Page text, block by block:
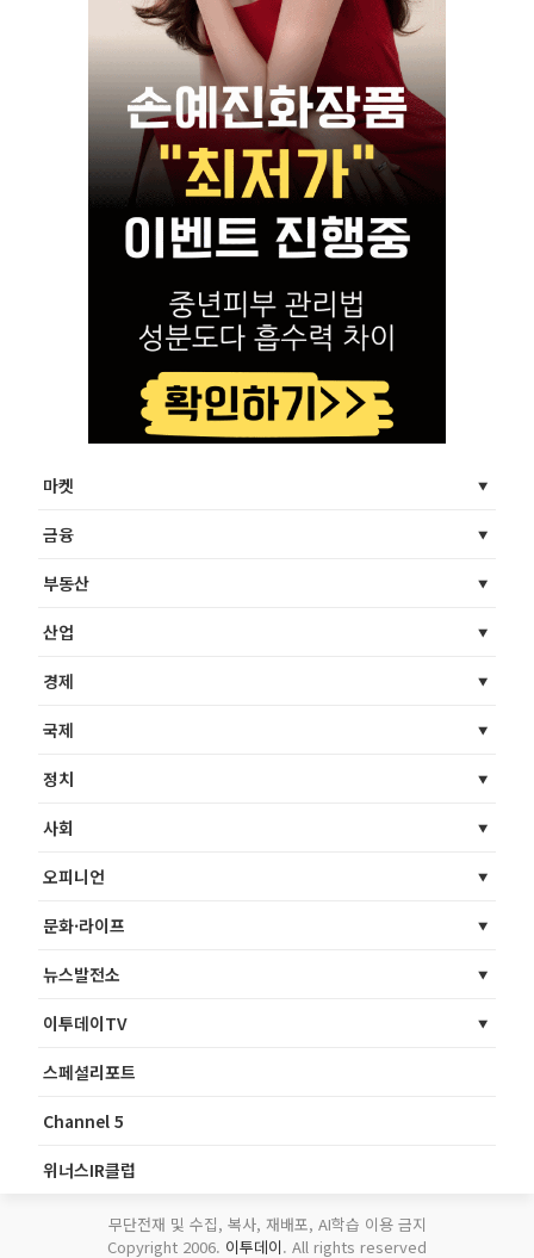
마켓
금융
부동산
산업
경제
국제
정치
사회
오피니언
문화·라이프
뉴스발전소
이투데이TV
스페셜리포트
Channel 5
위너스IR클럽
무단전재 및 수집, 복사, 재배포, AI학습 이용 금지
Copyright 2006. 이투데이. All rights reserved